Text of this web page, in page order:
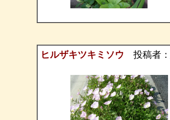
ヒルザキツキミソウ 投稿者：